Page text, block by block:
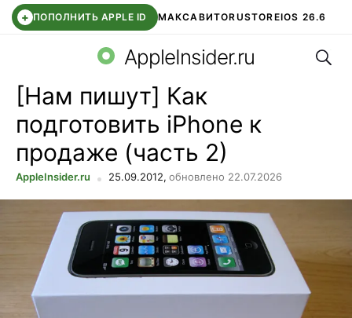
+ ПОПОЛНИТЬ APPLE ID МАКСАВИТОRUSTOREIOS 26.6
СБЕР КИДС ВТБ ОНЛАЙН ЧАТ В ROBLOX
AppleInsider.ru
[Нам пишут] Как
подготовить iPhone к
продаже (часть 2)
AppleInsider.ru 25.09.2012, обновлено 22.07.2026